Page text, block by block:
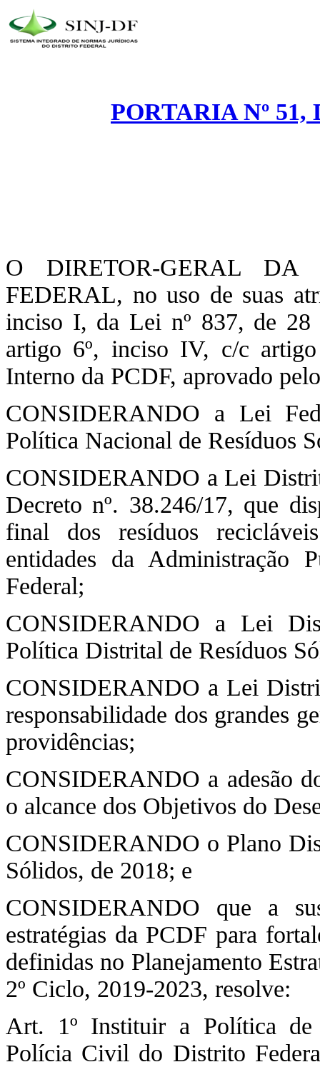
PORTARIA Nº 51,
O DIRETOR-GERAL
FEDERAL, no uso de suas
inciso I, da Lei nº 837, de 28
artigo 6º, inciso IV, c/c
Interno da PCDF, aprovado
CONSIDERANDO a Lei
Política Nacional de Resíduos
CONSIDERANDO a Lei
Decreto nº. 38.246/17, que
final dos resíduos
entidades da
Federal;
CONSIDERANDO a Lei
Política Distrital de Resíduos
CONSIDERANDO a Lei
responsabilidade dos grandes
providências;
CONSIDERANDO a adesão
o alcance dos Objetivos do
CONSIDERANDO o Plano
Sólidos, de 2018; e
CONSIDERANDO que a
estratégias da PCDF para
definidas no Planejamento
2º Ciclo, 2019-2023, resolve:
Art. 1º Instituir a Política de
Polícia Civil do Distrito